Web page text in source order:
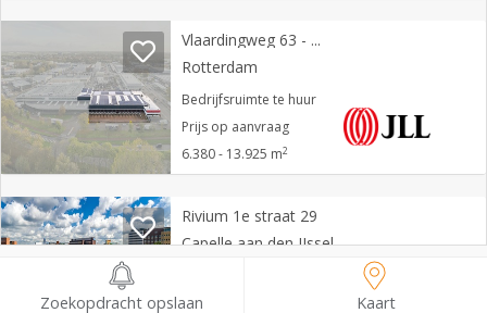
Vlaardingweg 63 - 65
Rotterdam
Bedrijfsruimte te huur
Prijs op aanvraag
6.380 - 13.925 m2
Rivium 1e straat 29
Capelle aan den IJssel
Prijs op aanvraag
Zoekopdracht opslaan Kaart